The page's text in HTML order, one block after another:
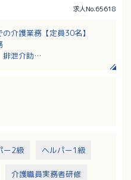
求人No.65618
介護業務【定員30名】
排泄介助
広い利用者あり、平均は介
ー2級 ヘルパー1級
介護職員実務者研修